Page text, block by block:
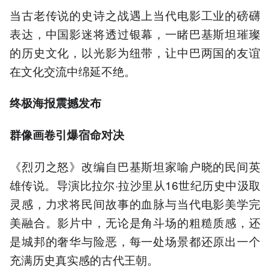
当古老传说的史诗之战遇上当代电影工业的磅礴
表达，中国影迷将透过银幕，一睹巴基斯坦璀璨
的历史文化，以光影为纽带，让中巴两国的友谊
在文化交流中绵延不绝。
终极海报震撼发布
群像画卷引爆宿命对决
《烈刃之怒》改编自巴基斯坦家喻户晓的民间英
雄传说。导演比拉尔·拉沙里从16世纪历史中汲取
灵感，力求将民间故事的血脉与当代电影美学完
美融合。影片中，无论是角斗场的粗糙质感，还
是城邦的奢华与险恶，每一处场景都还原出一个
充满历史真实感的古代王朝。